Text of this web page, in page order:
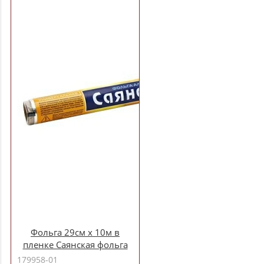
Фольга 29см х 10м в
пленке Саянская фольга
универсал (У10Пх35-
179958-01